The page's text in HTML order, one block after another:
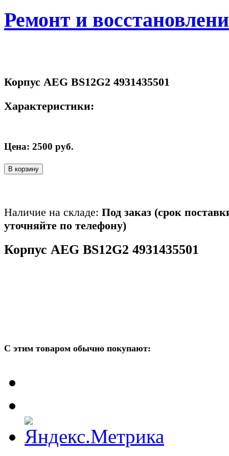
Ремонт и
Корпус AEG BS12G2 4931435501
Характеристики:
Цена: 2500 руб.
В корзину
Наличие на складе: Под заказ (срок
уточняйте по телефону)
Корпус AEG BS12G2 4931435501
С этим товаром обычно покупают: